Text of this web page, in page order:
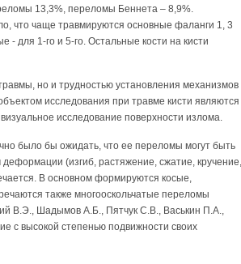
13,3%, переломы Беннета – 8,9%.
что чаще травмируются основные фаланги 1, 3
- для 1-го и 5-го. Остальные кости на кисти
но и трудностью установления механизмов
исследования при травме кисти являются
исследование поверхности излома.
было бы ожидать, что ее переломы могут быть
(изгиб, растяжение, сжатие, кручение,
В основном формируются косые,
также многооскольчатые переломы
В.Э., Шадымов А.Б., Пятчук С.В., Васькин П.А.,
с высокой степенью подвижности своих